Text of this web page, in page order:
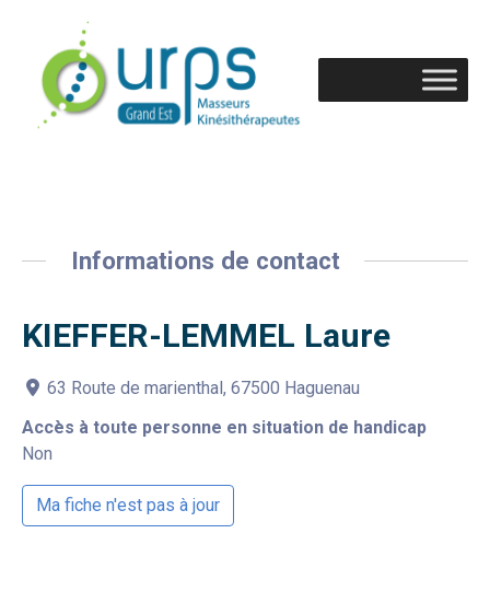
Informations de contact
KIEFFER-LEMMEL Laure
63 Route de marienthal, 67500 Haguenau
Accès à toute personne en situation de handicap
Non
Ma fiche n'est pas à jour